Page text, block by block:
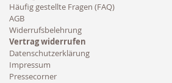
Häufig gestellte Fragen (FAQ)
AGB
Widerrufsbelehrung
Vertrag widerrufen
Datenschutzerklärung
Impressum
Pressecorner